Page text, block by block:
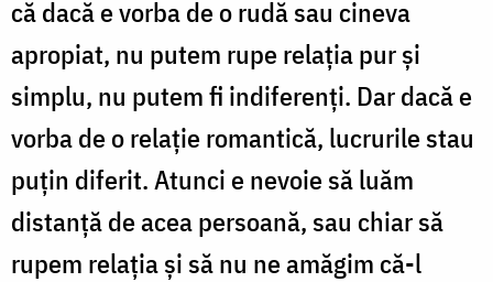
că dacă e vorba de o rudă sau cineva
apropiat, nu putem rupe relația pur și
simplu, nu putem fi indiferenți. Dar dacă e
vorba de o relație romantică, lucrurile stau
puțin diferit. Atunci e nevoie să luăm
distanță de acea persoană, sau chiar să
rupem relația și să nu ne amăgim că-l